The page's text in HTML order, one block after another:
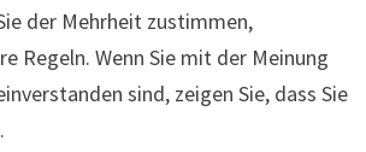
der Mehrheit zustimmen,
Regeln. Wenn Sie mit der Meinung
sind, zeigen Sie, dass Sie